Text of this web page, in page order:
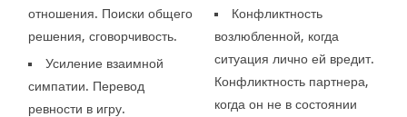
отношения. Поиски общего
решения, сговорчивость.
Усиление взаимной
симпатии. Перевод
ревности в игру.
Конфликтность
возлюбленной, когда
ситуация лично ей вредит.
Конфликтность партнера,
когда он не в состоянии